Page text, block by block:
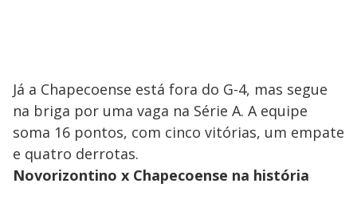
Já a Chapecoense está fora do G-4, mas segue
na briga por uma vaga na Série A. A equipe
soma 16 pontos, com cinco vitórias, um empate
e quatro derrotas.
Novorizontino x Chapecoense na história